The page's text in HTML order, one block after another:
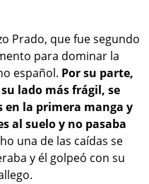
Prado, que fue segundo
para dominar la
español. Por su parte,
lado más frágil, se
en la primera manga y
al suelo y no pasaba
una de las caídas se
y él golpeó con su